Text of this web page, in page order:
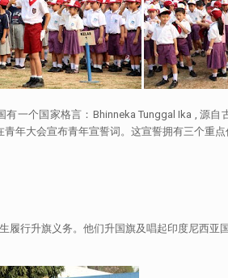
一个国家格言：Bhinneka Tunggal Ika , 源
年大会宣布青年宣誓词。这宣誓拥有三个重点
行升旗义务。他们升国旗及唱起印度尼西